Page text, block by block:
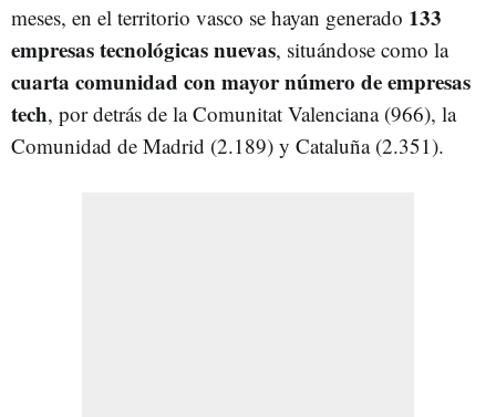
meses, en el territorio vasco se hayan generado 133
empresas tecnológicas nuevas, situándose como la
cuarta comunidad con mayor número de empresas
tech, por detrás de la Comunitat Valenciana (966), la
Comunidad de Madrid (2.189) y Cataluña (2.351).